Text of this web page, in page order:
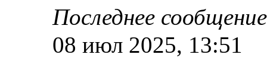
Последнее
08 июл 2025, 13:51